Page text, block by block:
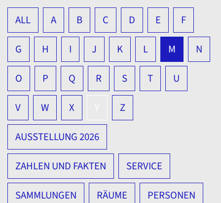
ALL A B C D E F
G H I J K L M N
O P Q R S T U
V W X Z
AUSSTELLUNG 2026
ZAHLEN UND FAKTEN SERVICE
SAMMLUNGEN RÄUME PERSONEN